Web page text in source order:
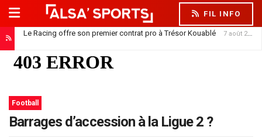
FIL INFO
Le Racing offre son premier contrat pro à Trésor Kouablé 7 août 2026
Football
Barrages d’accession à la Ligue 2 ?